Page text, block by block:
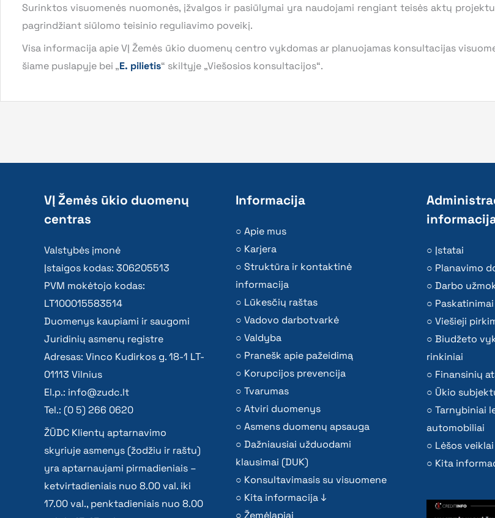
Surinktos visuomenės nuomonės, įžvalgos ir pasiūlymai yra naudojami rengiant teisės aktų
pagrindžiant siūlomo teisinio reguliavimo poveikį.
Visa informacija apie VĮ Žemės ūkio duomenų centro vykdomas ar planuojamas konsultacijas
šiame puslapyje bei „E. pilietis“ skiltyje „Viešosios konsultacijos“.
VĮ Žemės ūkio duomenų
centras
Valstybės įmonė
Įstaigos kodas: 306205513
PVM mokėtojo kodas:
LT100015583514
Duomenys kaupiami ir saugomi
Juridinių asmenų registre
Adresas: Vinco Kudirkos g. 18-1 LT-
01113 Vilnius
El.p.: info@zudc.lt
Tel.: (0 5) 266 0620
ŽŪDC Klientų aptarnavimo
skyriuje asmenys (žodžiu ir raštu)
yra aptarnaujami pirmadieniais –
ketvirtadieniais nuo 8.00 val. iki
17.00 val., penktadieniais nuo 8.00
Informacija
Apie mus
Karjera
Struktūra ir kontaktinė
informacija
Lūkesčių raštas
Vadovo darbotvarkė
Valdyba
Pranešk apie pažeidimą
Korupcijos prevencija
Tvarumas
Atviri duomenys
Asmens duomenų apsauga
Dažniausiai užduodami
klausimai (DUK)
Konsultavimasis su visuomene
Kita informacija ↓
Įstatai
Planavimo
Darbo
Viešieji
Biudžeto
rinkiniai
Finansinių
Ūkio
Tarnybiniai
automobiliai
Lėšos
Kita